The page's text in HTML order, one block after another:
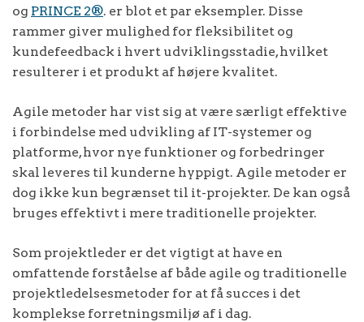
og PRINCE 2®. er blot et par eksempler. Disse
rammer giver mulighed for fleksibilitet og
kundefeedback i hvert udviklingsstadie, hvilket
resulterer i et produkt af højere kvalitet.
Agile metoder har vist sig at være særligt effektive
i forbindelse med udvikling af IT-systemer og
platforme, hvor nye funktioner og forbedringer
skal leveres til kunderne hyppigt. Agile metoder er
dog ikke kun begrænset til it-projekter. De kan også
bruges effektivt i mere traditionelle projekter.
Som projektleder er det vigtigt at have en
omfattende forståelse af både agile og traditionelle
projektledelsesmetoder for at få succes i det
komplekse forretningsmiljø af i dag.